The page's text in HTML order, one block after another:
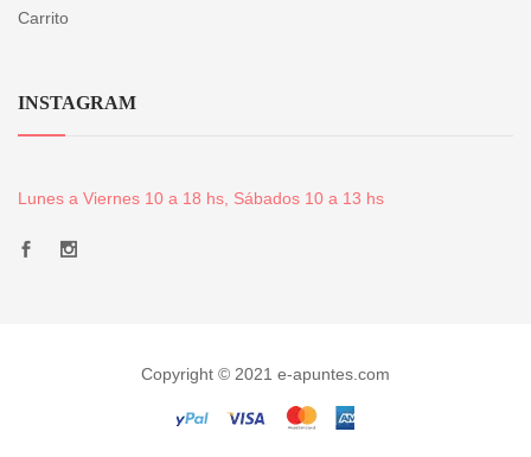
Carrito
INSTAGRAM
Lunes a Viernes 10 a 18 hs, Sábados 10 a 13 hs
Copyright © 2021 e-apuntes.com